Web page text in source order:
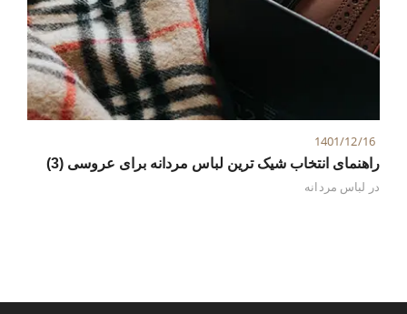
1401/12/16
راهنمای انتخاب شیک ترین لباس مردانه برای عروسی (3)
در لباس مردانه